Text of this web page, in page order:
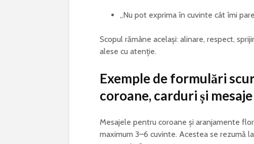
„Nu pot exprima în cuvinte cât îmi pare
Scopul rămâne același: alinare, respect,
alese cu atenție.
Exemple de formulări
coroane, carduri și
Mesajele pentru coroane și aranjamente
maximum 3–6 cuvinte. Acestea se rezumă